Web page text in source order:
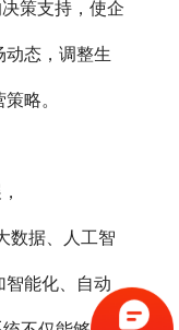
策支持，使企
动态，调整生
略。
数据、人工智
智能化、自动